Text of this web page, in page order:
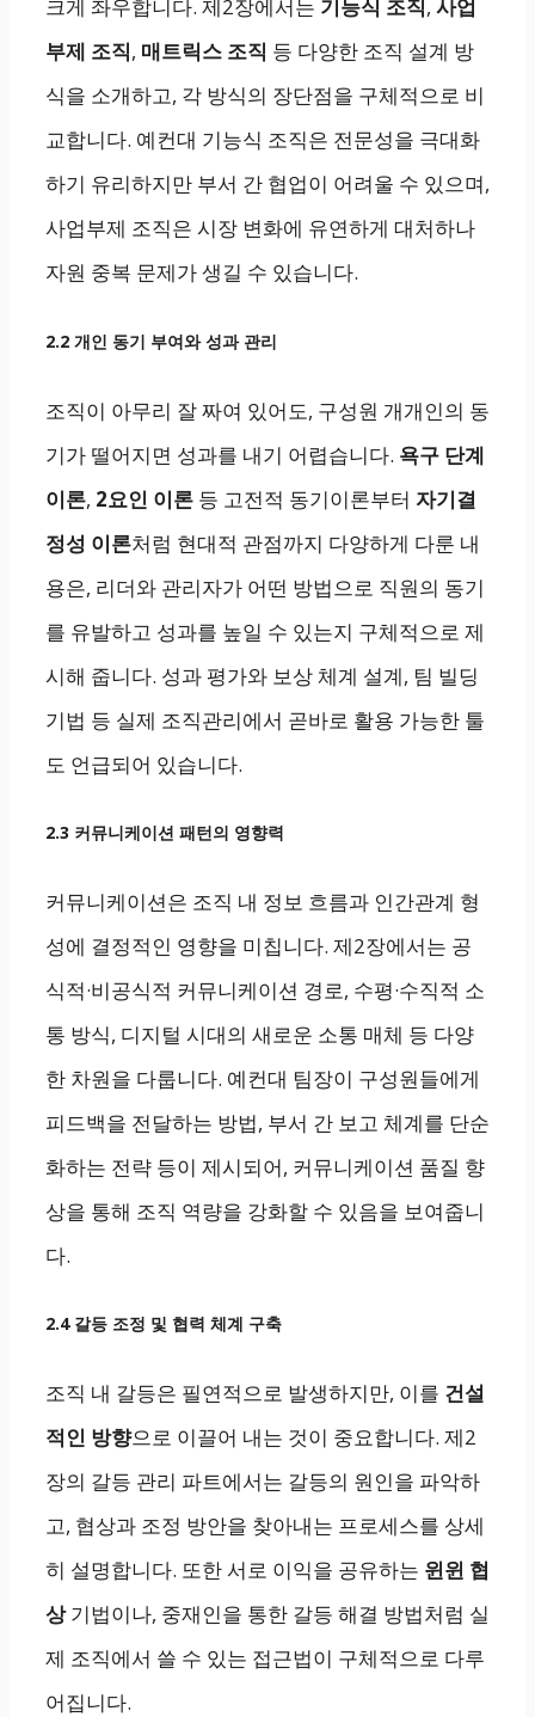
크게 좌우합니다. 제2장에서는 기능식 조직, 사업
부제 조직, 매트릭스 조직 등 다양한 조직 설계 방
식을 소개하고, 각 방식의 장단점을 구체적으로 비
교합니다. 예컨대 기능식 조직은 전문성을 극대화
하기 유리하지만 부서 간 협업이 어려울 수 있으며,
사업부제 조직은 시장 변화에 유연하게 대처하나
자원 중복 문제가 생길 수 있습니다.
2.2 개인 동기 부여와 성과 관리
조직이 아무리 잘 짜여 있어도, 구성원 개개인의 동
기가 떨어지면 성과를 내기 어렵습니다. 욕구 단계
이론, 2요인 이론 등 고전적 동기이론부터 자기결
정성 이론처럼 현대적 관점까지 다양하게 다룬 내
용은, 리더와 관리자가 어떤 방법으로 직원의 동기
를 유발하고 성과를 높일 수 있는지 구체적으로 제
시해 줍니다. 성과 평가와 보상 체계 설계, 팀 빌딩
기법 등 실제 조직관리에서 곧바로 활용 가능한 툴
도 언급되어 있습니다.
2.3 커뮤니케이션 패턴의 영향력
커뮤니케이션은 조직 내 정보 흐름과 인간관계 형
성에 결정적인 영향을 미칩니다. 제2장에서는 공
식적·비공식적 커뮤니케이션 경로, 수평·수직적 소
통 방식, 디지털 시대의 새로운 소통 매체 등 다양
한 차원을 다룹니다. 예컨대 팀장이 구성원들에게
피드백을 전달하는 방법, 부서 간 보고 체계를 단순
화하는 전략 등이 제시되어, 커뮤니케이션 품질 향
상을 통해 조직 역량을 강화할 수 있음을 보여줍니
다.
2.4 갈등 조정 및 협력 체계 구축
조직 내 갈등은 필연적으로 발생하지만, 이를 건설
적인 방향으로 이끌어 내는 것이 중요합니다. 제2
장의 갈등 관리 파트에서는 갈등의 원인을 파악하
고, 협상과 조정 방안을 찾아내는 프로세스를 상세
히 설명합니다. 또한 서로 이익을 공유하는 윈윈 협
상기법이나, 중재인을 통한 갈등 해결 방법처럼 실
제 조직에서 쓸 수 있는 접근법이 구체적으로 다루
어집니다.